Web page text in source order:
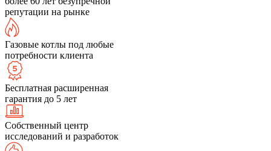
репутации на рынке
Газовые котлы под любые
потребности клиента
Бесплатная расширенная
гарантия до 5 лет
Собственный центр
исследований и разработок